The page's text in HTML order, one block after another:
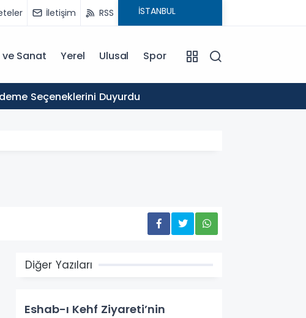
İletişim RSS
ve Sanat Yerel Ulusal Spor
Seçeneklerini Duyurdu
Diğer Yazıları
Eshab-ı Kehf Ziyareti’nin